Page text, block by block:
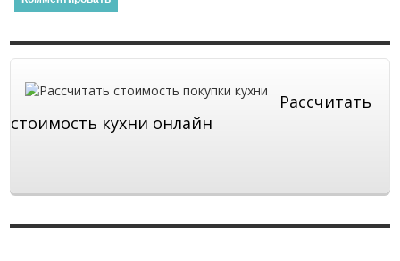
Рассчитать
стоимость кухни онлайн